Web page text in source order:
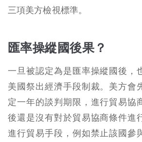
三項美方檢視標準。
匯率操縱國後果？
一旦被認定為是匯率操縱國後，
美國祭出經濟手段制裁。美方會
定一年的談判期限，進行貿易協
後還是沒有對於貿易協商條件進
進行貿易手段，例如禁止該國參